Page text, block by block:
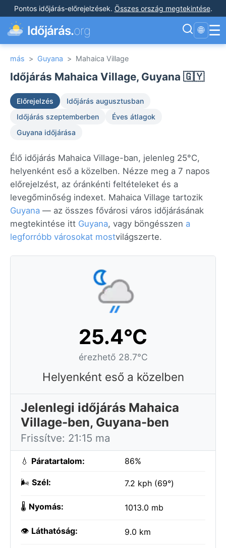
Pontos időjárás-előrejelzések. Összes ország megtekintése.
Időjárás.org 🌐 ☰
más > Guyana > Mahaica Village
Időjárás Mahaica Village, Guyana 🇬🇾
Előrejelzés
Időjárás augusztusban
Időjárás szeptemberben
Éves átlagok
Guyana időjárása
Élő időjárás Mahaica Village-ban, jelenleg 25°C,
helyenként eső a közelben. Nézze meg a 7 napos
előrejelzést, az óránkénti feltételeket és a
levegőminőség indexet. Mahaica Village tartozik
Guyana — az összes fővárosi város időjárásának
megtekintése itt Guyana, vagy böngésszen a
legforróbb városokat mostvilágszerte.
25.4°C
érezhető 28.7°C
Helyenként eső a közelben
Jelenlegi időjárás Mahaica
Village-ben, Guyana-ben
Frissítve: 21:15 ma
💧 Páratartalom: 86%
🌬️ Szél: 7.2 kph (69°)
🌡️ Nyomás: 1013.0 mb
👁️ Láthatóság: 9.0 km